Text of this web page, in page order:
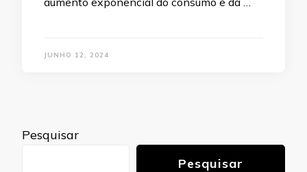
JUNHO 12, 2024
Pesquisar
Pesquisar